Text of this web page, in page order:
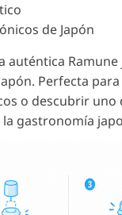
de Japón
auténtica Ramune
Perfecta
o descubrir uno
gastronomía